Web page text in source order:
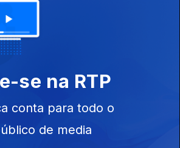
Ep. 24
da
se na RTP
conta para todo o
de media